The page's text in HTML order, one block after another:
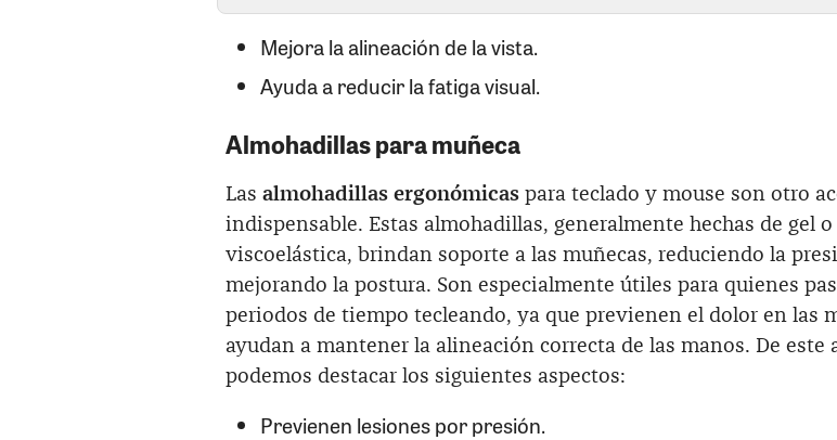
Mejora la alineación de la vista.
Ayuda a reducir la fatiga visual.
Almohadillas para muñeca
Las almohadillas ergonómicas para teclado y mouse son otro
indispensable. Estas almohadillas, generalmente hechas de gel o
viscoelástica, brindan soporte a las muñecas, reduciendo la
mejorando la postura. Son especialmente útiles para quienes
periodos de tiempo tecleando, ya que previenen el dolor en las
ayudan a mantener la alineación correcta de las manos. De este
podemos destacar los siguientes aspectos:
Previenen lesiones por presión.